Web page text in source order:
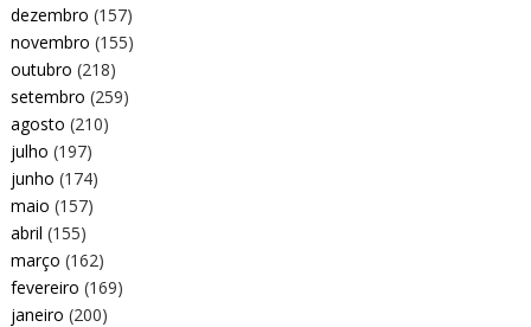
dezembro (157)
novembro (155)
outubro (218)
setembro (259)
agosto (210)
julho (197)
junho (174)
maio (157)
abril (155)
março (162)
fevereiro (169)
janeiro (200)